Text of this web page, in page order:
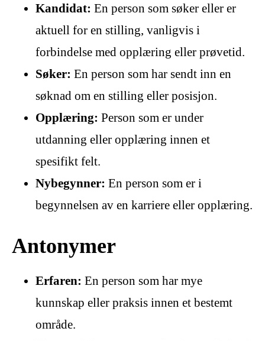
Kandidat: En person som søker eller er
aktuell for en stilling, vanligvis i
forbindelse med opplæring eller prøvetid.
Søker: En person som har sendt inn en
søknad om en stilling eller posisjon.
Opplæring: Person som er under
utdanning eller opplæring innen et
spesifikt felt.
Nybegynner: En person som er i
begynnelsen av en karriere eller opplæring.
Antonymer
Erfaren: En person som har mye
kunnskap eller praksis innen et bestemt
område.